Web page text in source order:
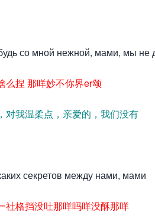
со мной нежной, мами, мы не
么捏 那咩妙不你界er颂
对我温柔点，亲爱的，我们没有
секретов между нами, мами
社格挡没吐那咩吗咩没酥那咩